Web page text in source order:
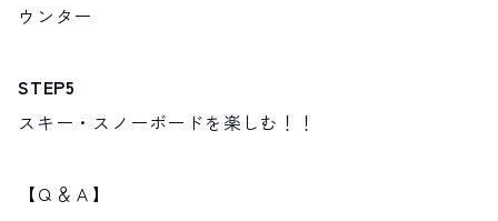
ウンター
STEP5
スキー・スノーボードを楽しむ！！
【Ｑ＆Ａ】